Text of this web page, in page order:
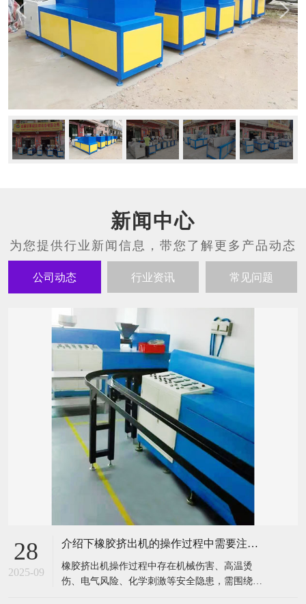
新闻中心
公司动态 行业资讯 常见问题
28
2025-09
介绍下橡胶挤出机的操作过程中需要注意哪些安全事项？
​橡胶挤出机操作过程中存在机械伤害、高温烫
伤、电气风险、化学刺激等安全隐患，需围绕